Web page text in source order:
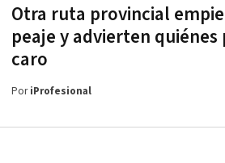
Otra ruta provincial
peaje y advierten quiénes
caro
PoriProfesional